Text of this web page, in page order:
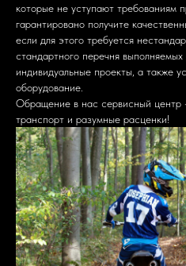
которые не уступают требованиям
гарантировано получите
если для этого требуется
стандартного перечня
индивидуальные проекты, а также
оборудование.
Обращение в нас сервисный центр
транспорт и разумные расценки!